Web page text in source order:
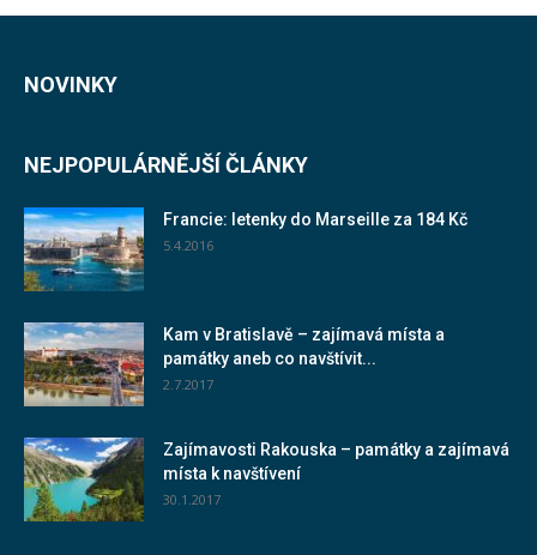
NOVINKY
NEJPOPULÁRNĚJŠÍ ČLÁNKY
Francie: letenky do Marseille za 184 Kč
5.4.2016
Kam v Bratislavě – zajímavá místa a
památky aneb co navštívit...
2.7.2017
Zajímavosti Rakouska – památky a zajímavá
místa k navštívení
30.1.2017